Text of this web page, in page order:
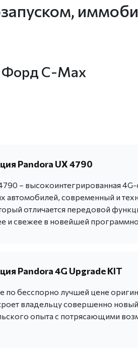
Форд С-Max
Pandora UX 4790
– высокоинтегрированная
автомобилей, современный и
отличается передовой
и свежее в новейшей
Pandora 4G Upgrade KIT
по бесспорно лучшей цене
владельцу совершенно
опыта с потрясающими